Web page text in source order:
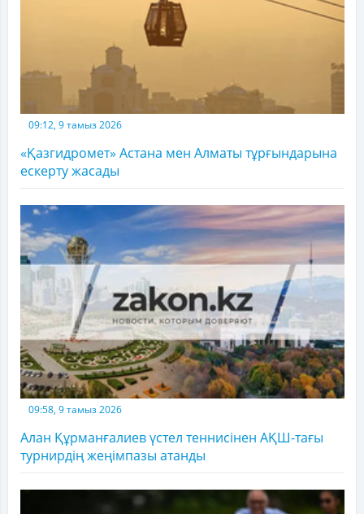
09:12, 9 тамыз 2026
«Қазгидромет» Астана мен Алматы тұрғындарына
ескерту жасады
09:58, 9 тамыз 2026
Алан Құрманғалиев үстел теннисінен АҚШ-тағы
турнирдің жеңімпазы атанды